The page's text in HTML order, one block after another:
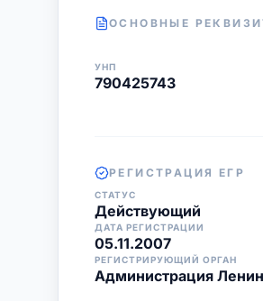
ОСНОВНЫЕ
УНП
790425743
РЕГИСТРАЦИЯ ЕГР
СТАТУС
Действующий
ДАТА РЕГИСТРАЦИИ
05.11.2007
РЕГИСТРИРУЮЩИЙ ОРГАН
Администрация